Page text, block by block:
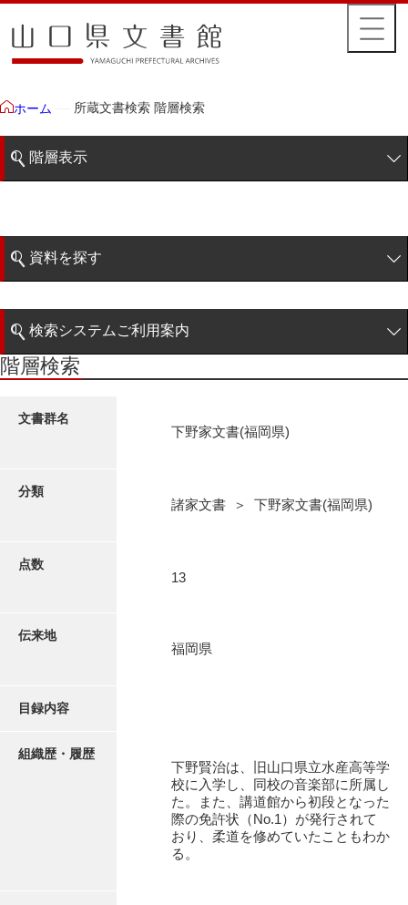
ホーム 所蔵文書検索 階層検索
階層表示
藩政文書
特定歴史公文書
諸家文書
阿武家文書（山口市）
資料を探す
階層検索
近代刊行写真帳類
検索システムご利用案内
検索システムの利用について
更新履歴
階層検索
文書群名
下野家文書(福岡県)
分類
諸家文書 ＞ 下野家文書(福岡県)
点数
13
伝来地
福岡県
目録内容
組織歴・履歴
下野賢治は、旧山口県立水産高等学
校に入学し、同校の音楽部に所属し
た。また、講道館から初段となった
際の免許状（No.1）が発行されて
おり、柔道を修めていたこともわか
る。